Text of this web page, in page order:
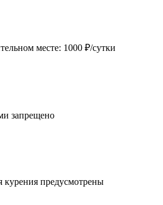
месте: 1000 ₽/сутки
запрещено
курения предусмотрены